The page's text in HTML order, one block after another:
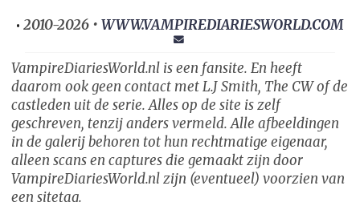
• 2010-2026 • WWW.VAMPIREDIARIESWORLD.COM
VampireDiariesWorld.nl is een fansite. En heeft
daarom ook geen contact met L.J Smith, The CW of de
castleden uit de serie. Alles op de site is zelf
geschreven, tenzij anders vermeld. Alle afbeeldingen
in de galerij behoren tot hun rechtmatige eigenaar,
alleen scans en captures die gemaakt zijn door
VampireDiariesWorld.nl zijn (eventueel) voorzien van
een sitetag.